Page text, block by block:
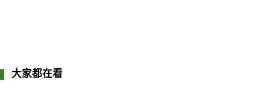
大家都在看